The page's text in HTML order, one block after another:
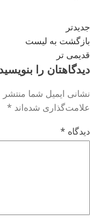
جدیدتر
بازگشت به لیست
قدیمی تر
دیدگاهتان را
نشانی ایمیل شما
علامت‌گذاری شده‌اند *
دیدگاه *